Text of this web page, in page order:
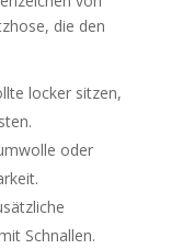
die den
locker sitzen,
oder
Schnallen.